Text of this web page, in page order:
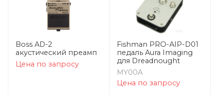
Boss AD-2
акустический преамп
Цена по запросу
Fishman PRO-AIP-D01
педаль Aura Imaging
для Dreadnought
MY00A
Цена по запросу